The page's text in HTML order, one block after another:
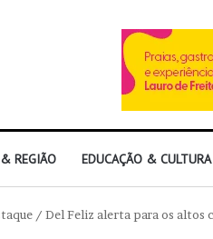
REGIÃO EDUCAÇÃO & CULTURA
/ Del Feliz alerta para os altos